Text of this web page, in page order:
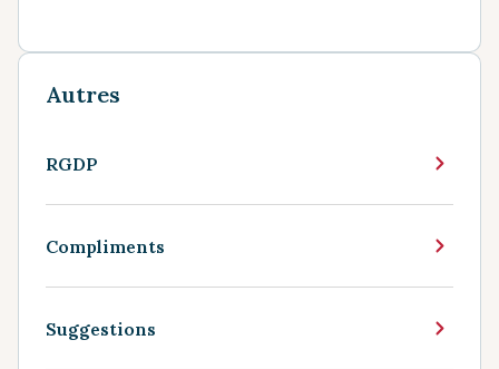
Autres
RGDP
Compliments
Suggestions